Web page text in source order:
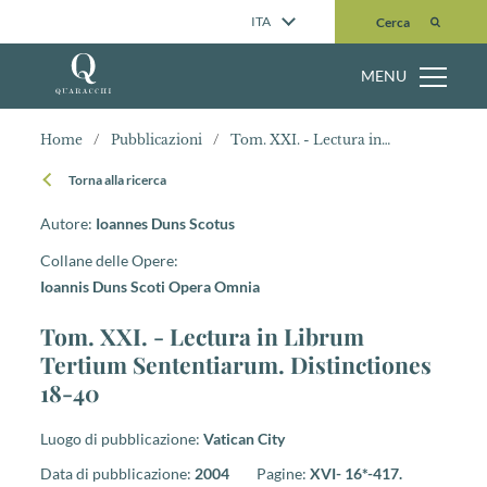
ITA Cerca
Cerca
MENU
Home / Pubblicazioni / Tom. XXI. - Lectura in Librum Tertium Sententiarum. Distinctiones 18-40
Torna alla ricerca
Autore: Ioannes Duns Scotus
Collane delle Opere:
Ioannis Duns Scoti Opera Omnia
Tom. XXI. - Lectura in Librum
Tertium Sententiarum. Distinctiones
18-40
Luogo di pubblicazione: Vatican City
Data di pubblicazione: 2004 Pagine: XVI- 16*-417.